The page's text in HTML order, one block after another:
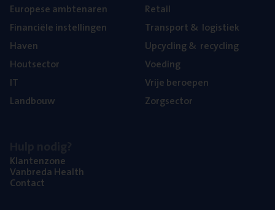
Euro­pe­se ambtenaren
Finan­ci­ë­le instellingen
Haven
Hout­sec­tor
IT
Land­bouw
Retail
Trans­port& logistiek
Upcy­cling& recycling
Voe­ding
Vrije beroe­pen
Zorg­sec­tor
Klan­ten­zo­ne
Van­b­re­da Health
Con­tact